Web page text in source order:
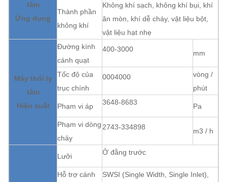
tâm
Ứng dụng
Thành phần
không khí
Không khí sạch, không khí bụi, khí
ăn mòn, khí dễ cháy, vật liệu bột,
vật liệu hạt nhẹ
Máy thổi ly
tâm
Hiệu suất
Đường kính
cánh quạt
400-3000 mm
Tốc độ của
trục chính
0004000
vòng /
phút
Phạm vi áp 3648-8683 Pa
Phạm vi dòng
chảy
2743-334898 m3 / h
Lưỡi Ở đằng trước
Hỗ trợ cánh
SWSI (Single Width, Single Inlet),